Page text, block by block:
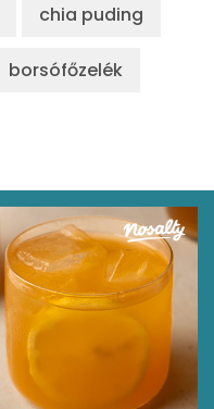
chia puding
borsófőzelék